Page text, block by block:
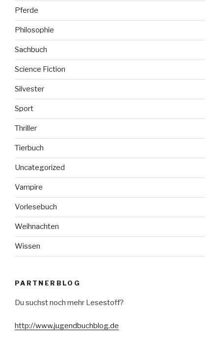
Pferde
Philosophie
Sachbuch
Science Fiction
Silvester
Sport
Thriller
Tierbuch
Uncategorized
Vampire
Vorlesebuch
Weihnachten
Wissen
PARTNERBLOG
Du suchst noch mehr Lesestoff?
http://www.jugendbuchblog.de